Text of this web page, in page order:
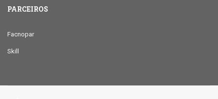
PARCEIROS
Facnopar
Skill